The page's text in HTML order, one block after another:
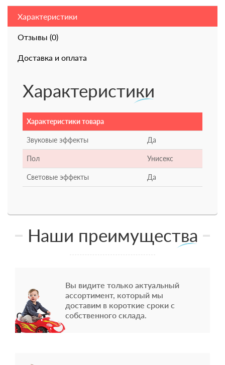
Характеристики
Отзывы (0)
Доставка и оплата
Характеристики
Характеристики товара
Звуковые эффекты Да
Пол Унисекс
Световые эффекты Да
Наши преимущества
Вы видите только актуальный
ассортимент, который мы
доставим в короткие сроки с
собственного склада.